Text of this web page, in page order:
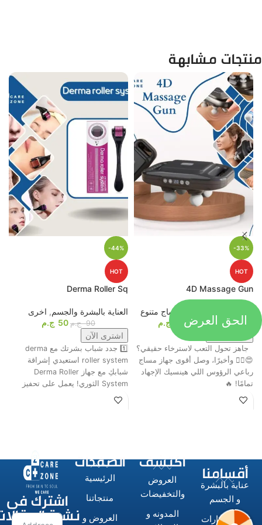
منتجات مشابهة
-33%
HOT
4D Massage Gun
اجهزة مساج متنوع
1649 ج.م 1099
ج.م
جاهز تحول التعب لاسترخاء حقيقي؟
😍💆‍♂️ وأخيرًا، وصل أقوى جهاز مساج
رباعي الرؤوس اللي هينسيك الإجهاد
تمامًا! 🔥
-44%
HOT
Derma Roller Sq
العناية بالبشرة والجسم, اخرى
90 ج.م 50 ج.م
اشترى الآن
1️⃣ جدد شباب بشرتك مع derma
roller system استعيدي إشراقة
شبابكِ مع جهاز Derma Roller
System الثوري! يعمل على تحفيز
أقسامنا
عناية بالبشرة
و الجسم
الاستشوارات
اكتشف
العروض
والتخفيضات
المدونه و
الصفحات
الرئيسية
منتجاتنا
العروض و
الحق العرض
اشترك فى
نشرة